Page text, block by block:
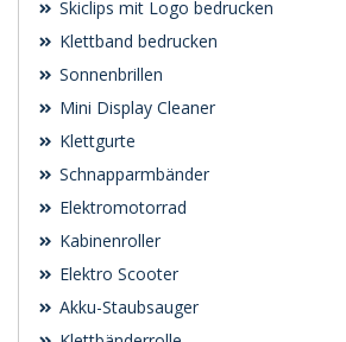
Skiclips mit Logo bedrucken
Klettband bedrucken
Sonnenbrillen
Mini Display Cleaner
Klettgurte
Schnapparmbänder
Elektromotorrad
Kabinenroller
Elektro Scooter
Akku-Staubsauger